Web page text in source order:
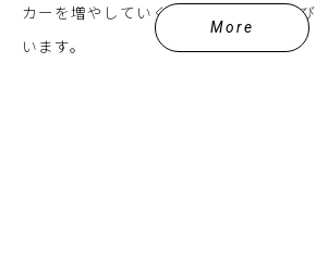
カーを増やしていくことを目指して学
います。
More